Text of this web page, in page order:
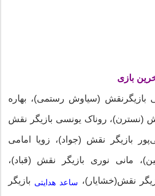
بازی
بازیگرنقش (سیاوش رستمی)، بهاره
(نسترن)، روناک یونسی بازیگر نقش
بازیگر نقش (جواد)، زویا امامی
مانی نوری بازیگر نقش (قباد)،
نقش(خشایار)،
ساعد هدایتی بازیگر